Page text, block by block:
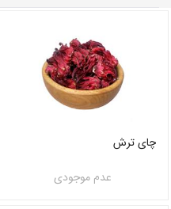
چای ترش
عدم موجودی